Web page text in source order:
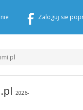
Zaloguj sie
2026-